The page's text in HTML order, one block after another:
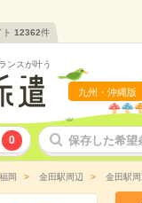
ト 12362件
ンスが叶う
九州・沖縄版
0 保存した希望
福岡 金田駅周辺 金田駅